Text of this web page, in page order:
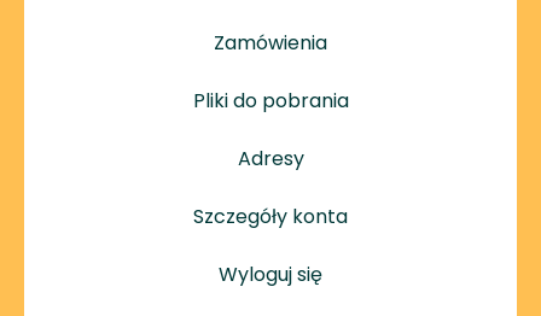
Zamówienia
Pliki do pobrania
Adresy
Szczegóły konta
Wyloguj się